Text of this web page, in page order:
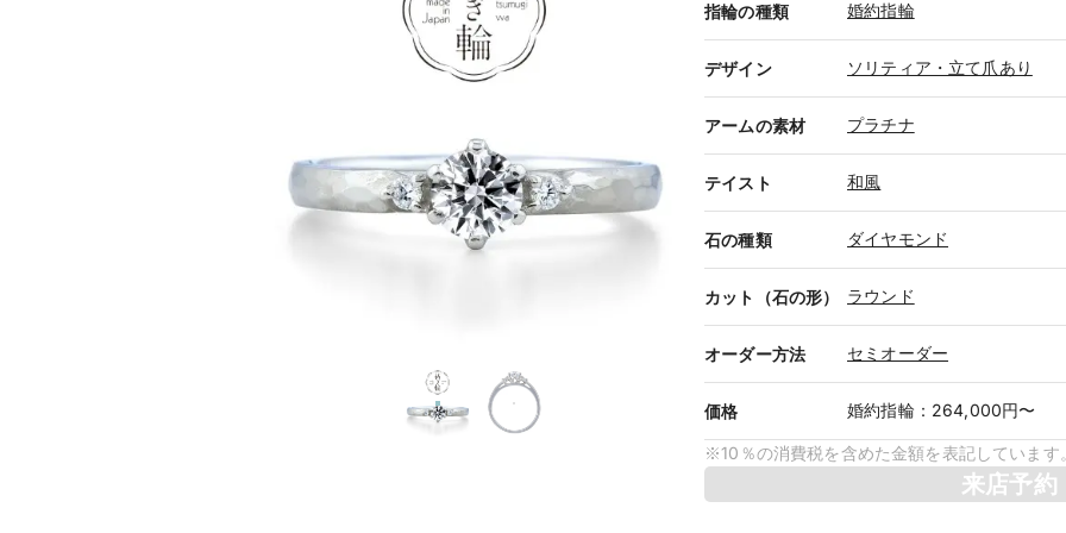
指輪の種類 婚約指輪
デザイン ソリティア・立て爪あり
アームの素材 プラチナ
テイスト 和風
石の種類 ダイヤモンド
カット（石の形） ラウンド
オーダー方法 セミオーダー
価格 婚約指輪 ： 264,000円〜
※10％の消費税を含めた金額を表記しています
来店予約